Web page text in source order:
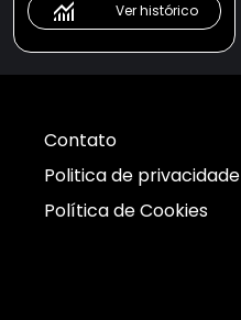
Ver histórico
Contato
Politica de privacidade
Política de Cookies